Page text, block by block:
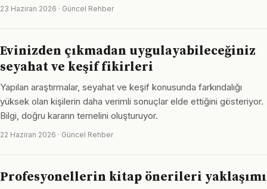
23 Haziran 2026 · Güncel Rehber
Evinizden çıkmadan uygulayabileceğiniz
seyahat ve keşif fikirleri
Yapılan araştırmalar, seyahat ve keşif konusunda farkındalığı
yüksek olan kişilerin daha verimli sonuçlar elde ettiğini gösteriyor.
Bilgi, doğru kararın temelini oluşturuyor.
22 Haziran 2026 · Güncel Rehber
Profesyonellerin kitap önerileri yaklaşımı